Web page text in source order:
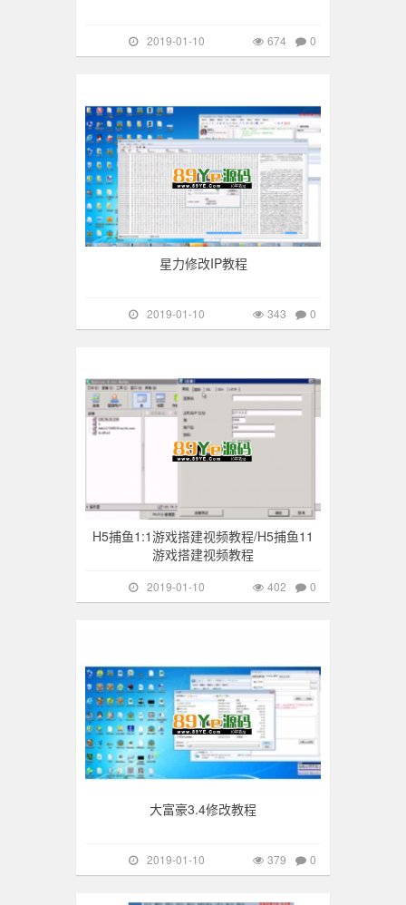
2019-01-10 0
674
星力修改IP教程
游戏搭建 343
2019-01-10 0
343
H5捕鱼1:1游戏搭建视频教程/H5捕鱼11
游戏搭建视频教程
游戏搭建 402
2019-01-10 0
402
大富豪3.4修改教程
游戏搭建 379
2019-01-10 0
379
游戏搭建
309